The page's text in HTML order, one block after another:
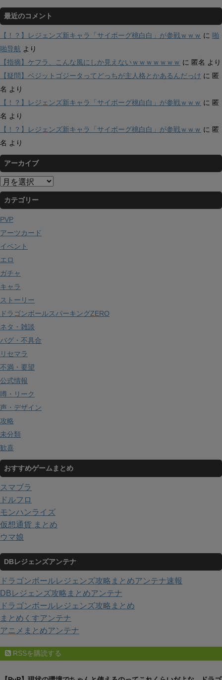
最近のコメント
【！？】レジェンズ新キャラ「サイボーグ桃白白」が参戦ｗｗｗ に 啪
啪导航 より
【指摘】ケフラ、こんな風にしか見えないｗｗｗｗｗｗｗ に 匿名 より
【疑問】ベジットゴジータってどっちが主人格とかあるんだっけ に 匿
名 より
【！？】レジェンズ新キャラ「サイボーグ桃白白」が参戦ｗｗｗ に 匿
名 より
【！？】レジェンズ新キャラ「サイボーグ桃白白」が参戦ｗｗｗ に 匿
名 より
アーカイブ
ア
ー
カ
イ
ブ
カテゴリー
PVP
アーツカード
イベント
エロ
ガチャ
キャラ
ストーリー
ドラゴンボールスパーキングZERO
ネタ・雑談
バグ・不具合
リセマラ
不満・要望
公式情報
噂・リーク
声・デザイン
攻略
未分類
歓喜
おすすめゲームまとめ
スマブラ
ドルフロ
モンハンライズ
仮想通貨 まとめ
ウマ娘
DBレジェンズアンテナ
ドラゴンボールレジェンズ攻略まとめアンテナ速報
DBレジェンズ攻略まとめアンテナ
ドラゴンボールレジェンズ攻略まとめ
まとめくすアンテナ
アニメまとめアンテナ
RSSを購読する